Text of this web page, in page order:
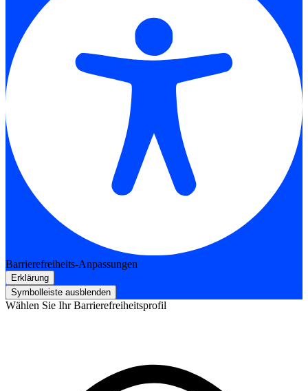
Barrierefreiheits-Anpassungen
Erklärung
Symbolleiste ausblenden
Wählen Sie Ihr Barrierefreiheitsprofil